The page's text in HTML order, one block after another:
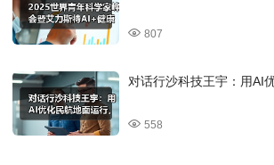
807
对话行沙科技王宇：用AI
558